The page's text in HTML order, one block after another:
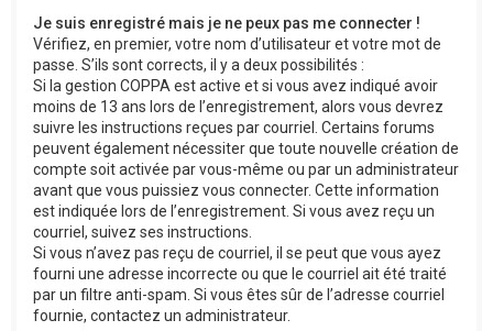
Je suis enregistré mais je ne peux pas me connecter !
Vérifiez, en premier, votre nom d’utilisateur et votre mot de
passe. S’ils sont corrects, il y a deux possibilités :
Si la gestion COPPA est active et si vous avez indiqué avoir
moins de 13 ans lors de l’enregistrement, alors vous devrez
suivre les instructions reçues par courriel. Certains forums
peuvent également nécessiter que toute nouvelle création de
compte soit activée par vous-même ou par un administrateur
avant que vous puissiez vous connecter. Cette information
est indiquée lors de l’enregistrement. Si vous avez reçu un
courriel, suivez ses instructions.
Si vous n’avez pas reçu de courriel, il se peut que vous ayez
fourni une adresse incorrecte ou que le courriel ait été traité
par un filtre anti-spam. Si vous êtes sûr de l’adresse courriel
fournie, contactez un administrateur.